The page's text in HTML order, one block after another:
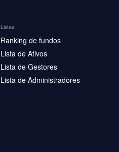
Listas
Ranking de fundos
Lista de Ativos
Lista de Gestores
Lista de Administradores